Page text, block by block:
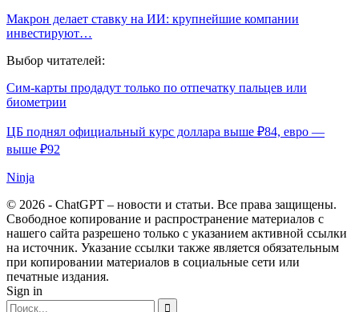
Макрон делает ставку на ИИ: крупнейшие компании
инвестируют…
Выбор читателей:
Сим-карты продадут только по отпечатку пальцев или
биометрии
ЦБ поднял официальный курс доллара выше ₽84, евро —
выше ₽92
Ninja
© 2026 - ChatGPT – новости и статьи. Все права защищены.
Свободное копирование и распространение материалов с
нашего сайта разрешено только с указанием активной ссылки
на источник. Указание ссылки также является обязательным
при копировании материалов в социальные сети или
печатные издания.
Sign in